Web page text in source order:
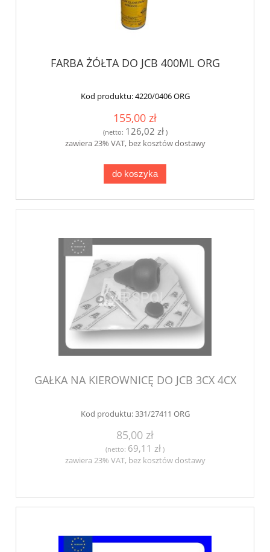
FARBA ŻÓŁTA DO JCB 400ML ORG
Kod produktu:4220/0406 ORG
155,00 zł
(netto: 126,02 zł)
zawiera 23% VAT, bez kosztów dostawy
do koszyka
GAŁKA NA KIEROWNICĘ DO JCB 3CX 4CX
Kod produktu:331/27411 ORG
85,00 zł
(netto: 69,11 zł )
zawiera 23% VAT, bez kosztów dostawy